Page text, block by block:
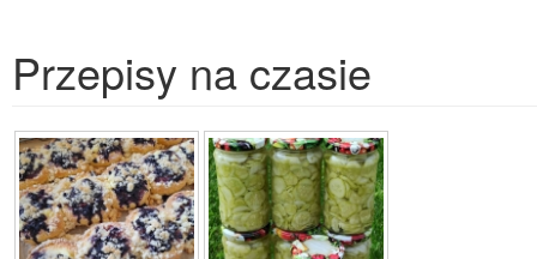
Przepisy na czasie